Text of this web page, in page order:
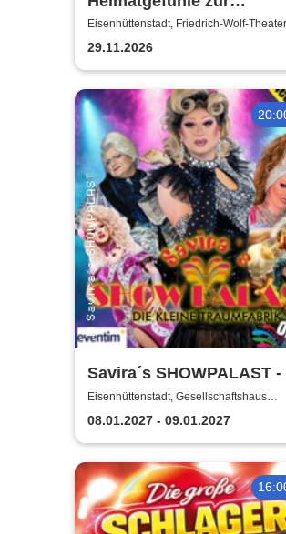
Weihnachtszeit 2026 - Das
Konzertprogramm mit
Eisenhüttenstadt, Friedrich-Wolf-Theater
29.11.2026
Savira´s SHOWPALAST -
Tour / Die bunte Travestie
Varieté - Revue
Eisenhüttenstadt, Gesellschaftshaus
Schleicher
08.01.2027 - 09.01.2027